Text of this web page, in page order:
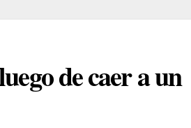
de caer a un